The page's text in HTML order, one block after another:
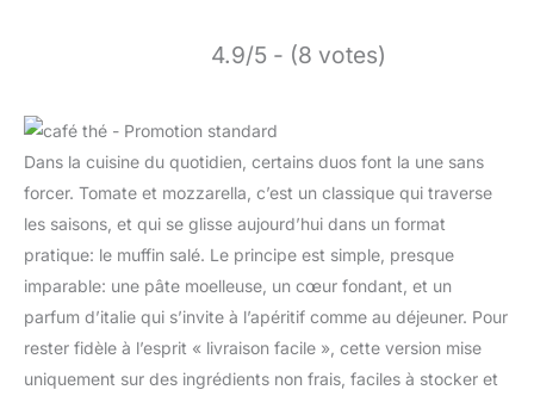
4.9/5 - (8 votes)
Dans la cuisine du quotidien, certains duos font la une sans
forcer. Tomate et mozzarella, c’est un classique qui traverse
les saisons, et qui se glisse aujourd’hui dans un format
pratique: le muffin salé. Le principe est simple, presque
imparable: une pâte moelleuse, un cœur fondant, et un
parfum d’italie qui s’invite à l’apéritif comme au déjeuner. Pour
rester fidèle à l’esprit « livraison facile », cette version mise
uniquement sur des ingrédients non frais, faciles à stocker et